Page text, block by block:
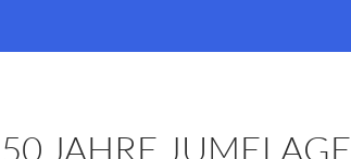
50 JAHRE JUMELAGE